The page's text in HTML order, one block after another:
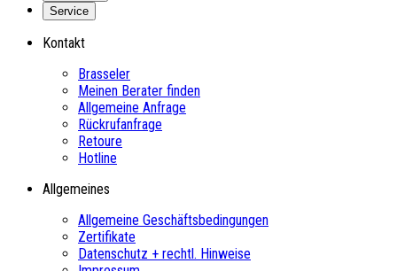
Service
Kontakt
Brasseler
Meinen Berater finden
Allgemeine Anfrage
Rückrufanfrage
Retoure
Hotline
Allgemeines
Allgemeine Geschäftsbedingungen
Zertifikate
Datenschutz + rechtl. Hinweise